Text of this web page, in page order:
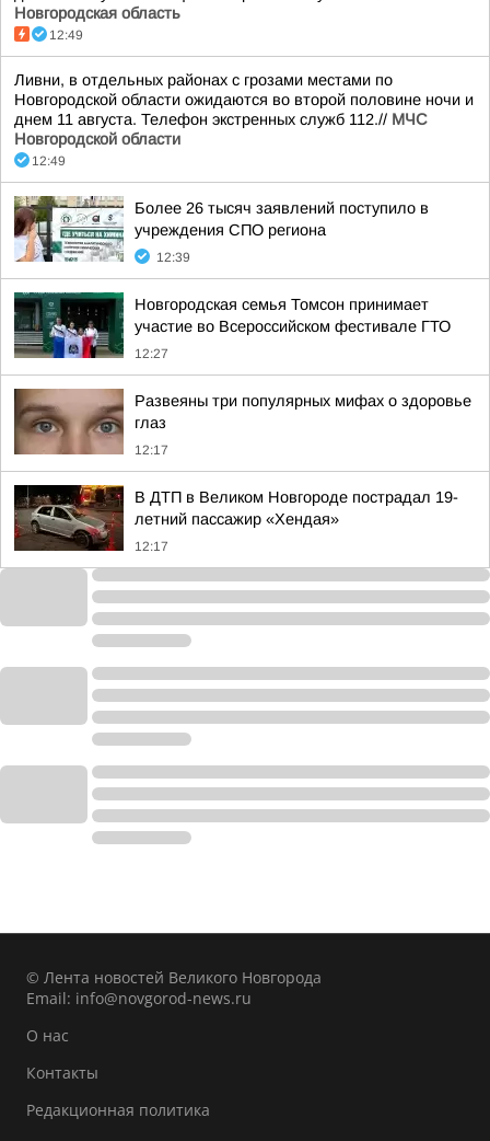
Новгородская область
12:49
Ливни, в отдельных районах с грозами местами по
Новгородской области ожидаются во второй половине ночи и
днем 11 августа. Телефон экстренных служб 112.// МЧС
Новгородской области
12:49
Более 26 тысяч заявлений поступило в
учреждения СПО региона
12:39
Новгородская семья Томсон принимает
участие во Всероссийском фестивале ГТО
12:27
Развеяны три популярных мифах о здоровье
глаз
12:17
В ДТП в Великом Новгороде пострадал 19-
летний пассажир «Хендая»
12:17
© Лента новостей Великого Новгорода
Email: info@novgorod-news.ru
О нас
Контакты
Редакционная политика